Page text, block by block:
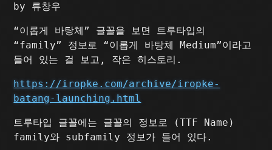
by 류창우
“이롭게 바탕체” 글꼴을 보면 트루타입의
“family” 정보로 “이롭게 바탕체 Medium”이라고
들어 있는 걸 보고, 작은 히스토리.
https://iropke.com/archive/iropke-
batang-launching.html
트루타입 글꼴에는 글꼴의 정보로 (TTF Name)
family와 subfamily 정보가 들어 있다.